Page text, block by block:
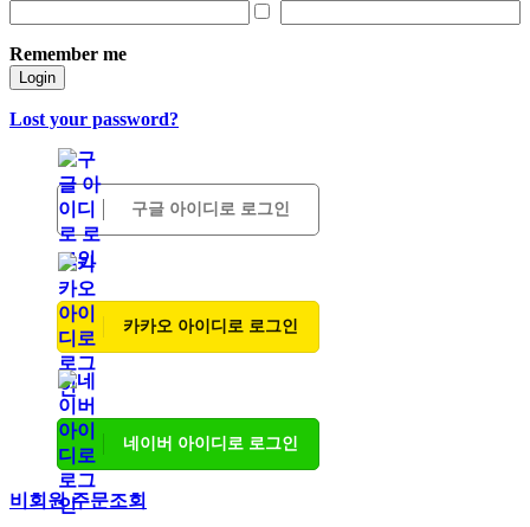
Remember me
Login
Lost your password?
구글 아이디로 로그인
카카오 아이디로 로그인
네이버 아이디로 로그인
비회원 주문조회